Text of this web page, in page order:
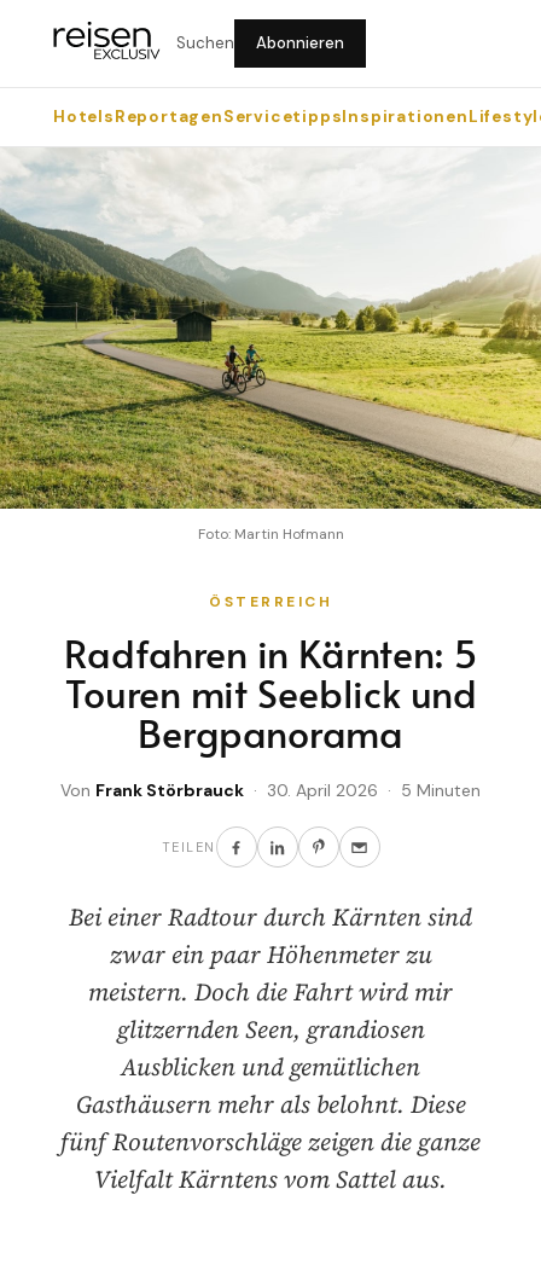
Suchen Abonnieren
HotelsReportagenServicetippsInspirationen
Foto: Martin Hofmann
ÖSTERREICH
Radfahren in Kärnten: 5
Touren mit Seeblick und
Bergpanorama
Von Frank Störbrauck · 30. April 2026 · 5 Minuten
TEILEN
Bei einer Radtour durch Kärnten sind
zwar ein paar Höhenmeter zu
meistern. Doch die Fahrt wird mir
glitzernden Seen, grandiosen
Ausblicken und gemütlichen
Gasthäusern mehr als belohnt. Diese
fünf Routenvorschläge zeigen die ganze
Vielfalt Kärntens vom Sattel aus.